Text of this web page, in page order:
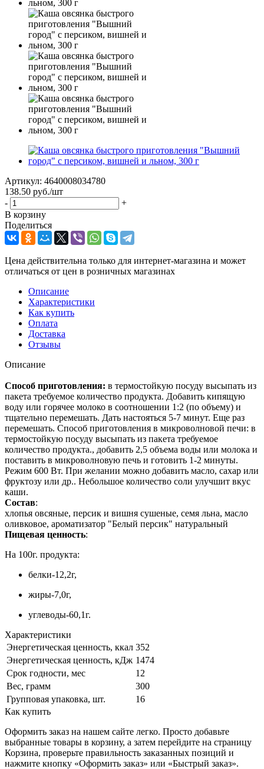
Артикул: 4640008034780
138.50 руб./шт
-
+
В корзину
Поделиться
Цена действительна только для интернет-магазина и может
отличаться от цен в розничных магазинах
Описание
Характеристики
Как купить
Оплата
Доставка
Отзывы
Описание
Способ приготовления: в термостойкую посуду высыпать из
пакета требуемое количество продукта. Добавить кипящую
воду или горячее молоко в соотношении 1:2 (по объему) и
тщательно перемешать. Дать настояться 5-7 минут. Еще раз
перемешать. Способ приготовления в микроволновой печи: в
термостойкую посуду высыпать из пакета требуемое
количество продукта., добавить 2,5 объема воды или молока и
поставить в микроволновую печь и готовить 1-2 минуты.
Режим 600 Вт. При желании можно добавить масло, сахар или
фруктозу или др.. Небольшое количество соли улучшит вкус
каши.
Состав:
хлопья овсяные, персик и вишня сушеные, семя льна, масло
оливковое, ароматизатор "Белый персик" натуральный
Пищевая ценность:
На 100г. продукта:
белки-12,2г,
жиры-7,0г,
углеводы-60,1г.
Характеристики
Энергетическая ценность, ккал 352
Энергетическая ценность, кДж 1474
Срок годности, мес
12
Вес, грамм
300
Групповая упаковка, шт.
16
Как купить
Оформить заказ на нашем сайте легко. Просто добавьте
выбранные товары в корзину, а затем перейдите на страницу
Корзина, проверьте правильность заказанных позиций и
нажмите кнопку «Оформить заказ» или «Быстрый заказ».